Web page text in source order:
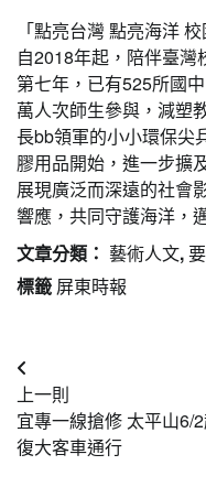
「點亮台灣 點亮海洋
自2018年起，陪伴臺
第七年，已有525所國
萬人次師生參與，減塑
長bb領軍的小小環保尖
膠用品開始，進一步擴
展現廣泛而深遠的社會
響應，共同守護海洋，
文章分類： 藝術人文,
標籤 屏東時報
文
章
導
上一則
宜專一線搶修 太平山6/
復大客車通行